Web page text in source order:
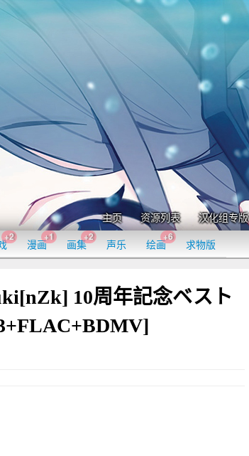
主页 资源列表 汉化组专版
+2
漫画
+1
画集
+2
声乐 绘画
+6
求物版
10周年記念ベスト